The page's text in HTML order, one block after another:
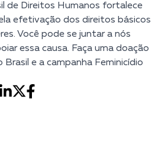
de Direitos Humanos fortalece
efetivação dos direitos básicos
Você pode se juntar a nós
essa causa. Faça uma doação
Brasil e a campanha Feminicídio